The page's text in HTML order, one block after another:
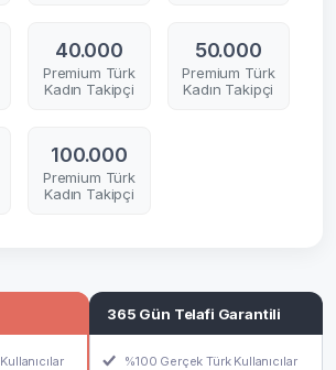
40.000
Premium Türk
Kadın Takipçi
50.000
Premium Türk
Kadın Takipçi
100.000
Premium Türk
Kadın Takipçi
365 Gün Telafi Garantili
%100 Gerçek Türk Kullanıcılar